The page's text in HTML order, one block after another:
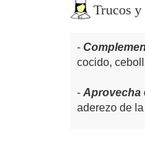
Trucos y
cocido,
Aprovecha
aderezo de